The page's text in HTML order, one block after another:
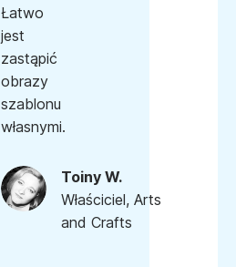
Łatwo
jest
zastąpić
obrazy
szablonu
własnymi.
Toiny W.
Właściciel, Arts
and Crafts